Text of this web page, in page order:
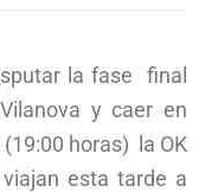
la fase final
y caer en
horas) la OK
viajan esta tarde a